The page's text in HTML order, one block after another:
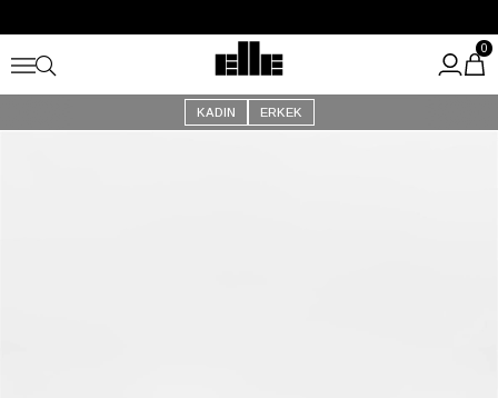
Kargo Ücretsiz!
KADIN ERKEK
0